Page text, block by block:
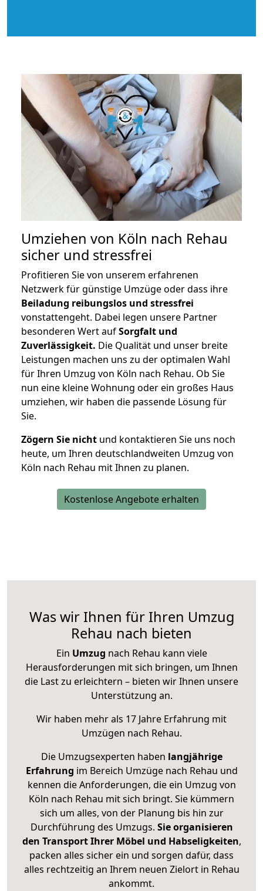
Umziehen von Köln nach Rehau
sicher und stressfrei
Profitieren Sie von unserem erfahrenen
Netzwerk für günstige Umzüge oder dass ihre
Beiladung reibungslos und stressfrei
vonstattengeht. Dabei legen unsere Partner
besonderen Wert aufSorgfalt und
Zuverlässigkeit. Die Qualität und unser breite
Leistungen machen uns zu der optimalen Wahl
für Ihren Umzug von Köln nach Rehau. Ob Sie
nun eine kleine Wohnung oder ein großes Haus
umziehen, wir haben die passende Lösung für
Sie.
Zögern Sie nicht und kontaktieren Sie uns noch
heute, um Ihren deutschlandweiten Umzug von
Köln nach Rehau mit Ihnen zu planen.
Kostenlose Angebote erhalten
Was wir Ihnen für Ihren Umzug
Rehau nach bieten
Ein Umzug nach Rehau kann viele
Herausforderungen mit sich bringen, um Ihnen
die Last zu erleichtern – bieten wir Ihnen unsere
Unterstützung an.
Wir haben mehr als 17 Jahre Erfahrung mit
Umzügen nach Rehau.
Die Umzugsexperten haben langjährige
Erfahrung im Bereich Umzüge nach Rehau und
kennen die Anforderungen, die ein Umzug von
Köln nach Rehau mit sich bringt. Sie kümmern
sich um alles, von der Planung bis hin zur
Durchführung des Umzugs. Sie organisieren
den Transport Ihrer Möbel und Habseligkeiten,
packen alles sicher ein und sorgen dafür, dass
alles rechtzeitig an Ihrem neuen Zielort in Rehau
ankommt.